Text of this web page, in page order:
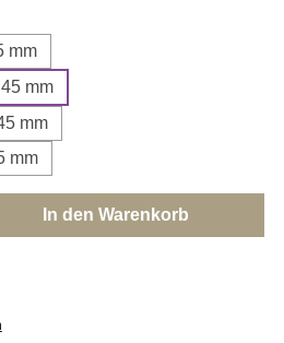
mm
mm
mm
mm
den gewünschten
In den Warenkorb